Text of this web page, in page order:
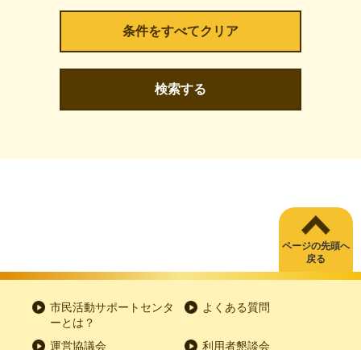
検索する
ページの先頭へ
戻る
市民活動サポートセンタ
ーとは？
よくある質問
運営協議会 利用者懇談会